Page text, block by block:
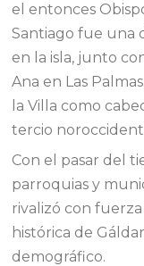
el entonces
Santiago fue una
en la isla, junto
Ana en Las
la Villa como
tercio
Con el pasar del
parroquias y
rivalizó con
histórica de
demográfico.